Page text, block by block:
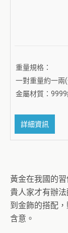
重量規格：
一對重量約一兩
金屬材質：
詳細資訊
黃金在我國的
貴人家才有辦
到金飾的搭配
含意。